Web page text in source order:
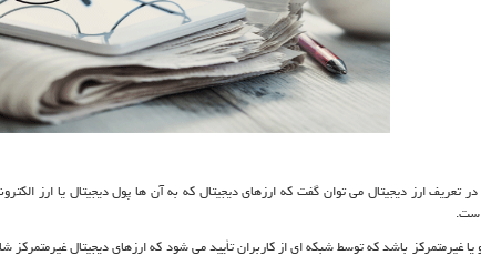
تعریف ارز دیجیتال می توان گفت که ارزهای دیجیتال که به آن ها پول دیجیتال یا ارز
غیرمتمرکز باشد که توسط شبکه ای از کاربران تأیید می شود که ارزهای دیجیتال غیرمتمرکز